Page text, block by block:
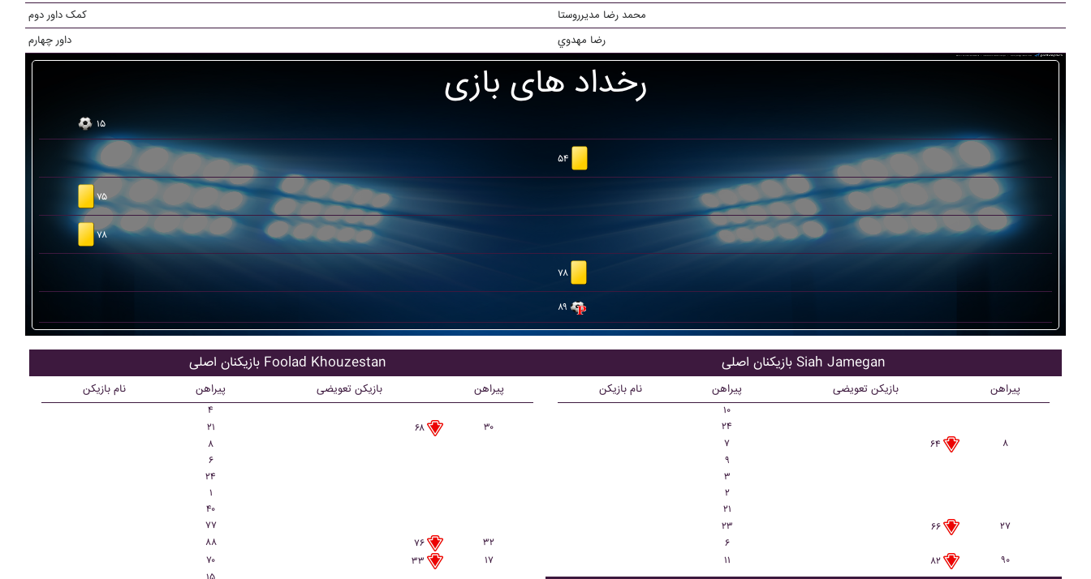
کمک داور دوم
محمد رضا مديرروستا
داور چهارم
رضا مهدوي
رخداد های بازی
۱۵
۵۴
۷۵
۷۸
۷۸
۸۹
بازیکنان اصلی Foolad Khouzestan
نام بازیکن پیراهن بازیکن تعویضی پیراهن
۴
۲۱
۶۸
۳۰
۸
۶
۲۴
۱
۴۰
۷۷
۸۸
۷۶
۳۲
۷۰
۳۳
۱۷
بازیکنان اصلی Siah Jamegan
نام بازیکن پیراهن بازیکن تعویضی پیراهن
۱۰
۲۴
۷
۶۴
۸
۹
۳
۲
۲۱
۲۳
۶۶
۲۷
۶
۱۱
۸۲ ۹۰